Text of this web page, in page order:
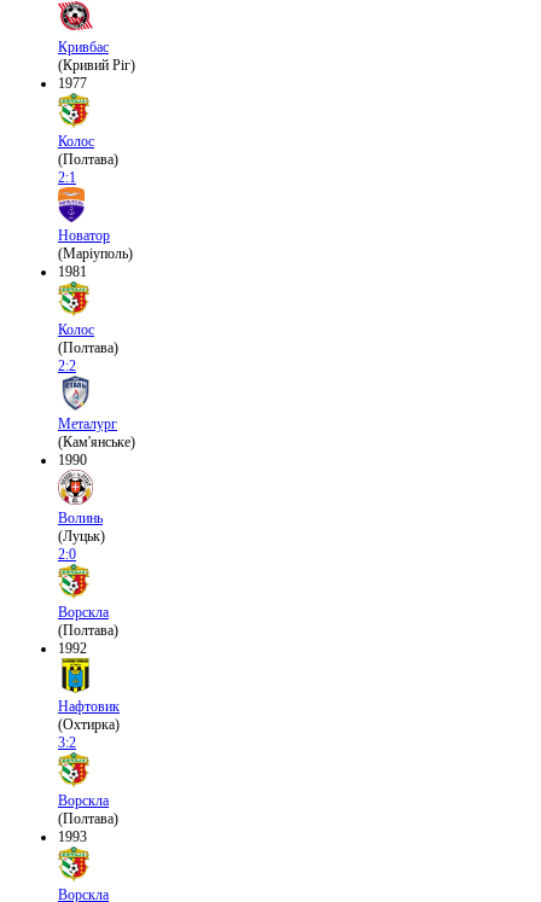
Кривбас
(Кривий Ріг)
1977
Колос
(Полтава)
2:1
Новатор
(Маріуполь)
1981
Колос
(Полтава)
2:2
Металург
(Кам'янське)
1990
Волинь
(Луцьк)
2:0
Ворскла
(Полтава)
1992
Нафтовик
(Охтирка)
3:2
Ворскла
(Полтава)
1993
Ворскла